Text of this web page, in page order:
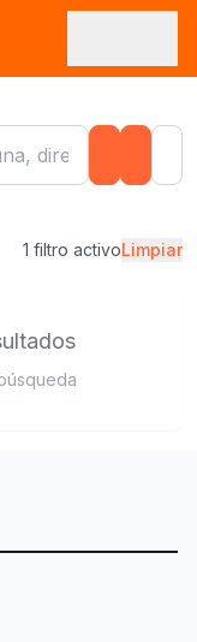
1 filtro activoLimpiar